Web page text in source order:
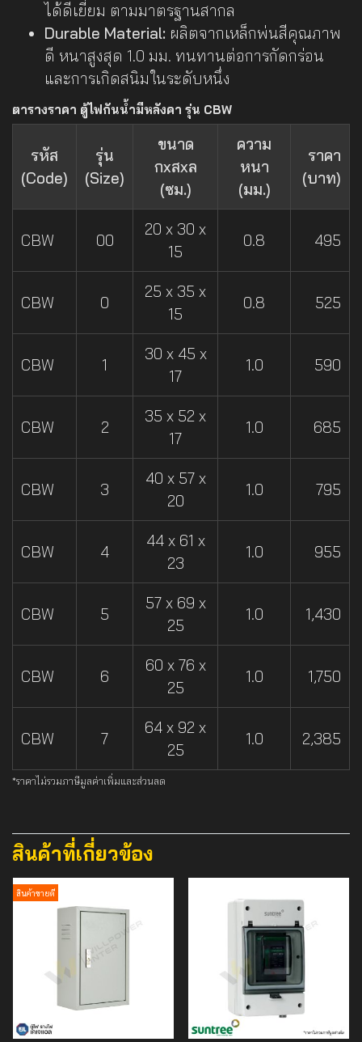
ได้ดีเยี่ยม ตามมาตรฐานสากล
Durable Material: ผลิตจากเหล็กพ่นสีคุณภาพ
ดี หนาสูงสุด 1.0 มม. ทนทานต่อการกัดกร่อน
และการเกิดสนิมในระดับหนึ่ง
ตารางราคา ตู้ไฟกันน้ำมีหลังคา รุ่น CBW
รหัส
(Code)
รุ่น
(Size)
ขนาด
กxสxล
(ซม.)
ความ
หนา
(มม.)
ราคา
(บาท)
CBW 00
20 x 30 x
15
0.8 495
CBW 0
25 x 35 x
15
0.8 525
CBW 1
30 x 45 x
17
1.0 590
CBW 2
35 x 52 x
17
1.0 685
CBW 3
40 x 57 x
20
1.0 795
CBW 4
44 x 61 x
23
1.0 955
CBW 5
57 x 69 x
25
1.0 1,430
CBW 6
60 x 76 x
25
1.0 1,750
CBW 7
64 x 92 x
25
1.0 2,385
*ราคาไม่รวมภาษีมูลค่าเพิ่มและส่วนลด
สินค้าที่เกี่ยวข้อง
สินค้าขายดี